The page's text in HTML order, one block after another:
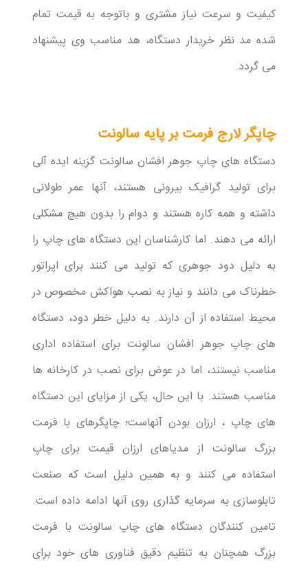
کیفیت و سرعت نیاز مشتری و باتوجه به قیمت تمام
شده مد نظر خریدار دستگاه، هد مناسب وی پیشنهاد
می گردد.
چاپگر لارج فرمت بر پایه سالونت
دستگاه های چاپ جوهر افشان سالونت گزینه ایده آلی
برای تولید گرافیک بیرونی هستند، آنها عمر طولانی
داشته و همه کاره هستند و دوام را بدون هیچ مشکلی
ارائه می دهند. اما کارشناسان این دستگاه های چاپ را
به دلیل دود جوهری که تولید می کنند برای اپراتور
خطرناک می دانند و نیاز به نصب هواکش مخصوص در
محیط استفاده از آن دارند. به دلیل خطر دود، دستگاه
های چاپ جوهر افشان سالونت برای استفاده اداری
مناسب نیستند، اما در عوض برای نصب در کارخانه ها
مناسب هستند. با این حال، یکی از مزایای این دستگاه
های چاپ ، ارزان بودن آنهاست؛ چاپگرهای با فرمت
بزرگ سالونت از مدیاهای ارزان قیمت برای چاپ
استفاده می کنند و به همین دلیل است که صنعت
تابلوسازی به سرمایه گذاری روی آنها ادامه داده است.
تامین کنندگان دستگاه های چاپ سالونت با فرمت
بزرگ همچنان به تنظیم دقیق فناوری های خود برای